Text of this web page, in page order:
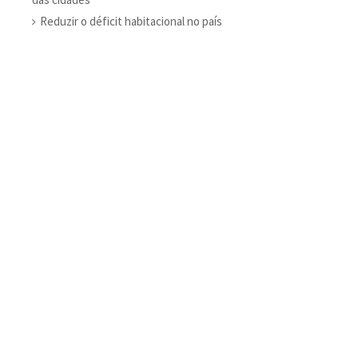
Reduzir o déficit habitacional no país